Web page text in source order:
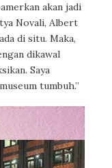
akan jadi
Novali, Albert
di situ. Maka,
dikawal
Saya
tumbuh.”